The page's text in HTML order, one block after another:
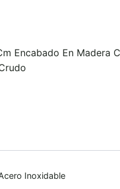
Encabado En Madera
Inoxidable